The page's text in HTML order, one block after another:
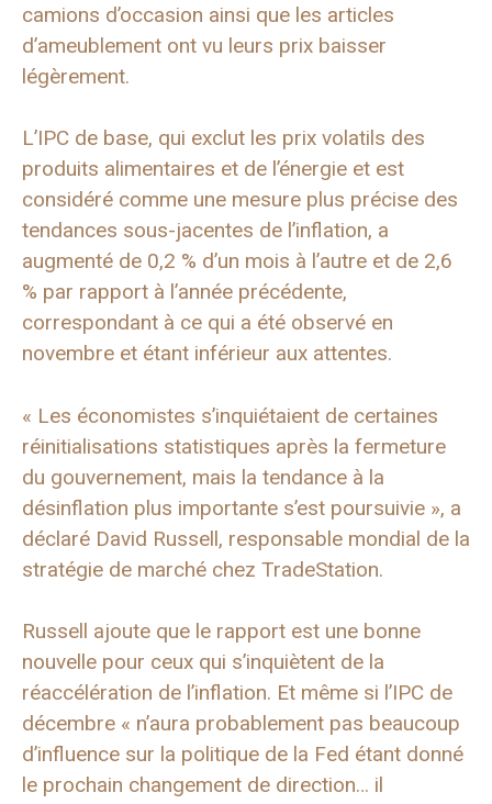
camions d’occasion ainsi que les articles
d’ameublement ont vu leurs prix baisser
légèrement.
L’IPC de base, qui exclut les prix volatils des
produits alimentaires et de l’énergie et est
considéré comme une mesure plus précise des
tendances sous-jacentes de l’inflation, a
augmenté de 0,2 % d’un mois à l’autre et de 2,6
% par rapport à l’année précédente,
correspondant à ce qui a été observé en
novembre et étant inférieur aux attentes.
« Les économistes s’inquiétaient de certaines
réinitialisations statistiques après la fermeture
du gouvernement, mais la tendance à la
désinflation plus importante s’est poursuivie », a
déclaré David Russell, responsable mondial de la
stratégie de marché chez TradeStation.
Russell ajoute que le rapport est une bonne
nouvelle pour ceux qui s’inquiètent de la
réaccélération de l’inflation. Et même si l’IPC de
décembre « n’aura probablement pas beaucoup
d’influence sur la politique de la Fed étant donné
le prochain changement de direction… il